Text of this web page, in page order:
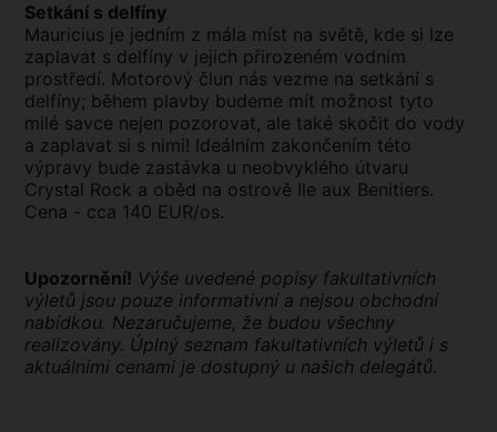
Setkání s delfíny
Mauricius je jedním z mála míst na světě, kde si lze
zaplavat s delfíny v jejich přirozeném vodním
prostředí. Motorový člun nás vezme na setkání s
delfíny; během plavby budeme mít možnost tyto
milé savce nejen pozorovat, ale také skočit do vody
a zaplavat si s nimi! Ideálním zakončením této
výpravy bude zastávka u neobvyklého útvaru
Crystal Rock a oběd na ostrově Ile aux Benitiers.
Cena - cca 140 EUR/os.
Upozornění! Výše uvedené popisy fakultativních
výletů jsou pouze informativní a nejsou obchodní
nabídkou. Nezaručujeme, že budou všechny
realizovány. Úplný seznam fakultativních výletů i s
aktuálními cenami je dostupný u našich delegátů.